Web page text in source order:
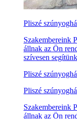
Pliszé
Szakembereink
állnak az Ön
szívesen
Pliszé
Pliszé
Szakembereink
állnak az Ön